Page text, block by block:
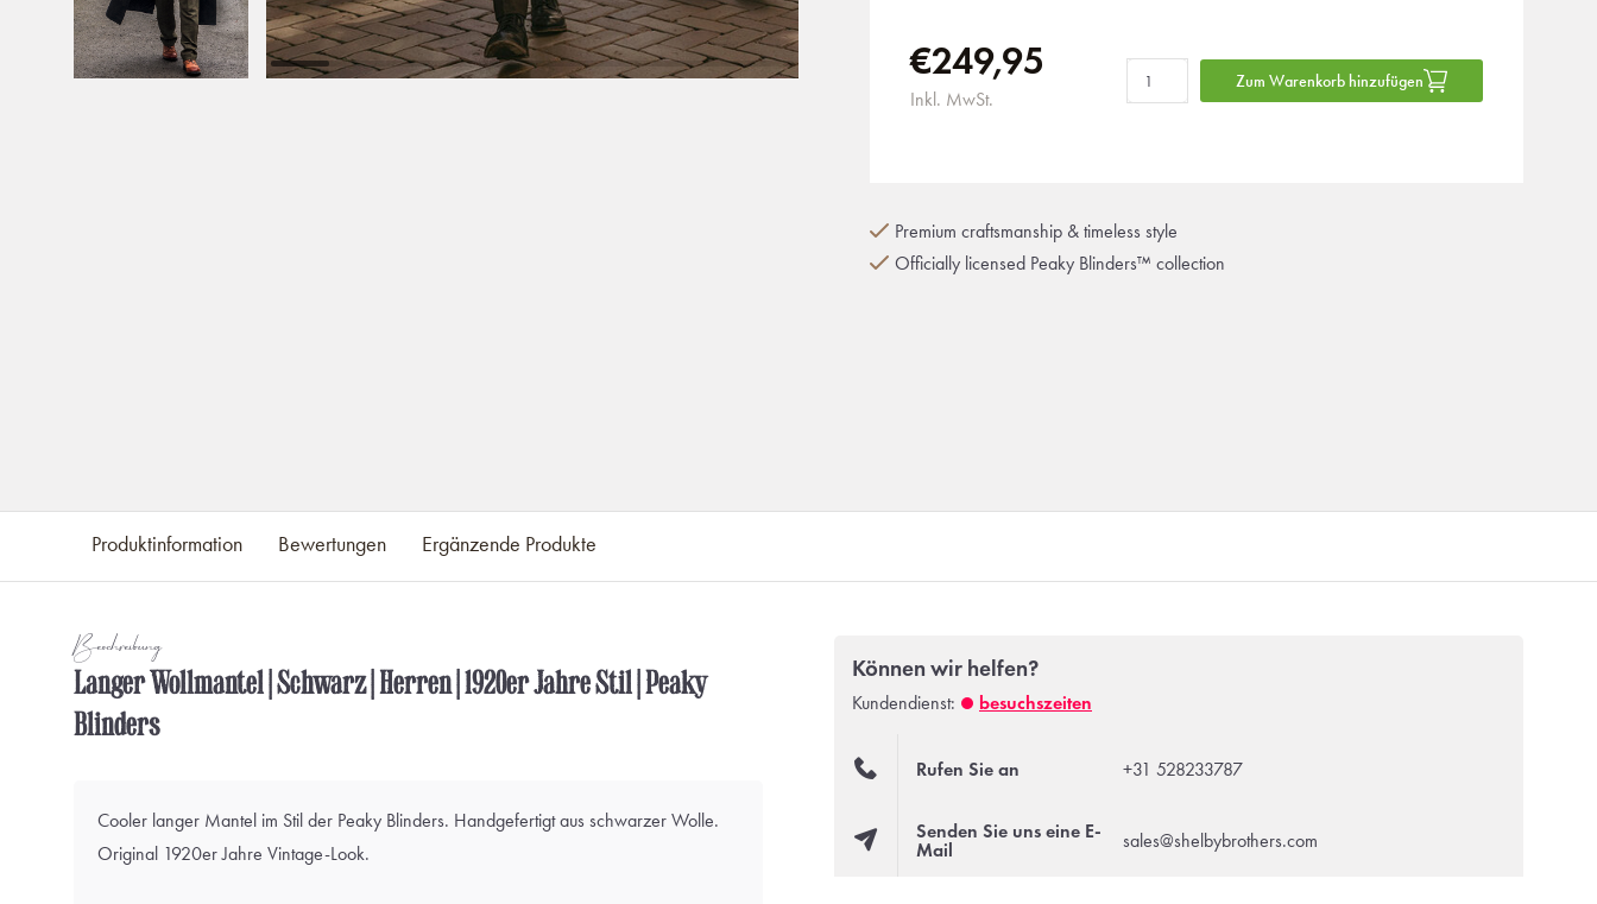
€249,95
Inkl. MwSt.
Zum Warenkorb hinzufügen
Premium craftsmanship & timeless style
Officially licensed Peaky Blinders™ collection
Produktinformation Bewertungen Ergänzende Produkte
Beschreibung
Langer Wollmantel | Schwarz | Herren | 1920er Jahre Stil | Peaky
Blinders
Cooler langer Mantel im Stil der Peaky Blinders. Handgefertigt aus schwarzer Wolle.
Original 1920er Jahre Vintage-Look.
Können wir helfen?
Kundendienst: besuchszeiten
Rufen Sie an +31 528233787
Senden Sie uns eine E-
Mail
sales@shelbybrothers.com